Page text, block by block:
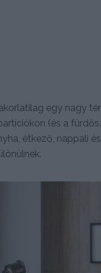
egy nagy
(és a
étkező, nappali